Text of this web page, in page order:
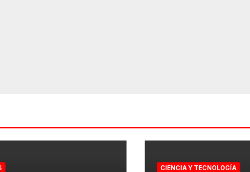
CIENCIA Y TECNOLOGÍA